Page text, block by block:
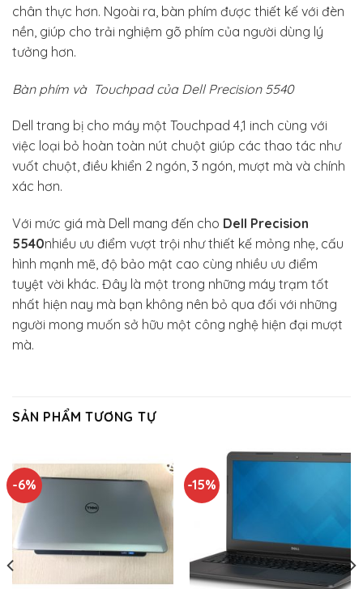
chân thực hơn. Ngoài ra, bàn phím được thiết kế với đèn
nền, giúp cho trải nghiệm gõ phím của người dùng lý
tưởng hơn.
Bàn phím và Touchpad của Dell Precision 5540
Dell trang bị cho máy một Touchpad 4,1 inch cùng với
việc loại bỏ hoàn toàn nút chuột giúp các thao tác như
vuốt chuột, điều khiển 2 ngón, 3 ngón, mượt mà và chính
xác hơn.
Với mức giá mà Dell mang đến cho Dell Precision
5540nhiều ưu điểm vượt trội như thiết kế mỏng nhẹ, cấu
hình mạnh mẽ, độ bảo mật cao cùng nhiều ưu điểm
tuyệt vời khác. Đây là một trong những máy trạm tốt
nhất hiện nay mà bạn không nên bỏ qua đối với những
người mong muốn sở hữu một công nghệ hiện đại mượt
mà.
SẢN PHẨM TƯƠNG TỰ
-6% -15%